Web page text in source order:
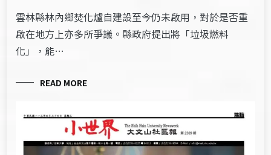
雲林縣林內鄉焚化爐自建設至今仍未啟用，對於是否重
啟在地方上亦多所爭議。縣政府提出將「垃圾燃料
化」，能…
READ MORE